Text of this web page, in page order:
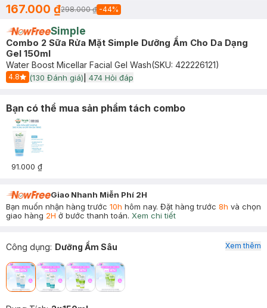
167.000 ₫298.000 ₫ -44%
Simple
Combo 2 Sữa Rửa Mặt Simple Dưỡng Ẩm Cho Da Dạng
Gel 150ml
Water Boost Micellar Facial Gel Wash(SKU: 422226121)
4.8
Start Icon
(130 Đánh giá) 474 Hỏi đáp
Bạn có thể mua sản phẩm tách combo
91.000 ₫
Giao Nhanh Miễn Phí 2H
Bạn muốn nhận hàng trước 10h hôm nay. Đặt hàng trước 8h và chọn
giao hàng 2H ở bước thanh toán. Xem chi tiết
Công dụng: Dưỡng Ẩm Sâu Xem thêm